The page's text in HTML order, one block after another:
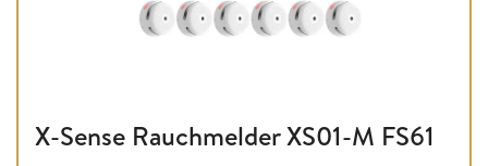
X-Sense Rauchmelder XS01-M FS61